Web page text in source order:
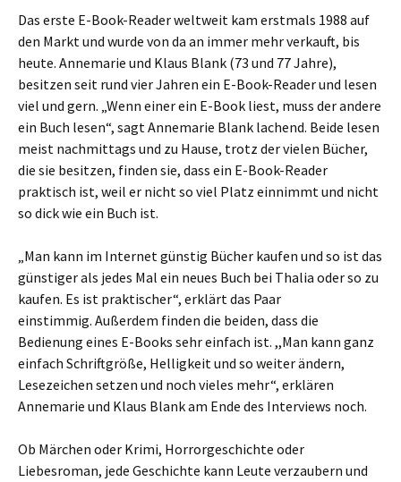
Das erste E-Book-Reader weltweit kam erstmals 1988 auf
den Markt und wurde von da an immer mehr verkauft, bis
heute. Annemarie und Klaus Blank (73 und 77 Jahre),
besitzen seit rund vier Jahren ein E-Book-Reader und lesen
viel und gern. „Wenn einer ein E-Book liest, muss der andere
ein Buch lesen“, sagt Annemarie Blank lachend. Beide lesen
meist nachmittags und zu Hause, trotz der vielen Bücher,
die sie besitzen, finden sie, dass ein E-Book-Reader
praktisch ist, weil er nicht so viel Platz einnimmt und nicht
so dick wie ein Buch ist.
„Man kann im Internet günstig Bücher kaufen und so ist das
günstiger als jedes Mal ein neues Buch bei Thalia oder so zu
kaufen. Es ist praktischer“, erklärt das Paar
einstimmig. Außerdem finden die beiden, dass die
Bedienung eines E-Books sehr einfach ist. ,,Man kann ganz
einfach Schriftgröße, Helligkeit und so weiter ändern,
Lesezeichen setzen und noch vieles mehr“, erklären
Annemarie und Klaus Blank am Ende des Interviews noch.
Ob Märchen oder Krimi, Horrorgeschichte oder
Liebesroman, jede Geschichte kann Leute verzaubern und